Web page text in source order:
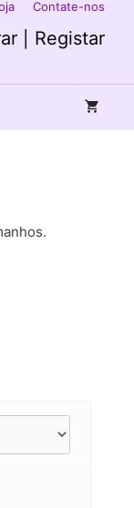
Contate-nos
| Registar